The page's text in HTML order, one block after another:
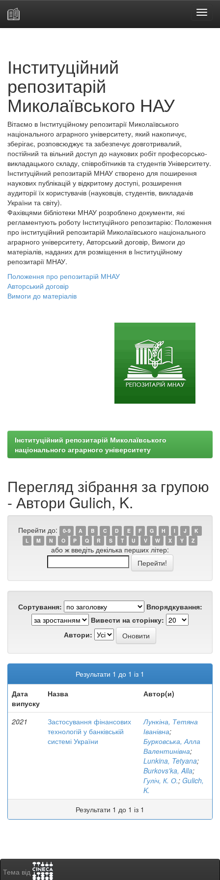
Інституційний
репозитарій
Миколаївського НАУ
Вітаємо в Інституційному репозитарії Миколаївського
національного аграрного університету, який накопичує,
зберігає, розповсюджує та забезпечує довготривалий,
постійний та вільний доступ до наукових робіт професорсько-
викладацького складу, співробітників та студентів Університету.
Інституційний репозитарій МНАУ створено для поширення
наукових публікацій у відкритому доступі, розширення
аудиторії їх користувачів (науковців, студентів, викладачів
України та світу).
Фахівцями бібліотеки МНАУ розроблено документи, які
регламентують роботу Інституційного репозитарію: Положення
про інституційний репозитарій Миколаївського національного
аграрного університету, Авторський договір, Вимоги до
матеріалів, наданих для розміщення в Інституційному
репозитарії МНАУ.
Положення про репозитарій МНАУ
Авторський договір
Вимоги до матеріалів
Інституційний репозитарій Миколаївського
національного аграрного університету
Перегляд зібрання за групою
- Автори Gulich, K.
Перейти до: 0-9 A B C D E F G H I J
K
L
M N O P Q R S T U V W X Y Z
або ж введіть декілька перших літер:
Сортування:
Впорядкування:
Вивести на сторінку:
Автори:
Результати 1 до 1 із 1
Дата
випуску
Назва Автор(и)
2021
Застосування фінансових
технологій у банківській
системі України
Лункіна, Тетяна
Іванівна;
Бурковська, Алла
Валентинівна;
Lunkina, Tetyana;
Burkovs'ka, Alla;
Гуліч, К. О.; Gulich,
K.
Результати 1 до 1 із 1
Тема від